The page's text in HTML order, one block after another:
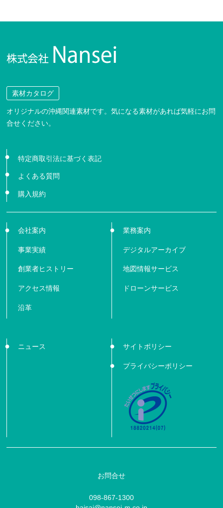
素材カタログ
オリジナルの沖縄関連素材です。気になる素材があれば気軽にお問
合せください。
特定商取引法に基づく表記
よくある質問
購入規約
会社案内
事業実績
創業者ヒストリー
アクセス情報
沿革
業務案内
デジタルアーカイブ
地図情報サービス
ドローンサービス
ニュース サイトポリシー
プライバシーポリシー
お問合せ
098-867-1300